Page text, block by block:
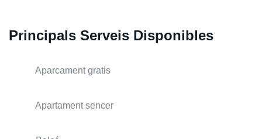
Principals Serveis Disponibles
Aparcament gratis
Apartament sencer